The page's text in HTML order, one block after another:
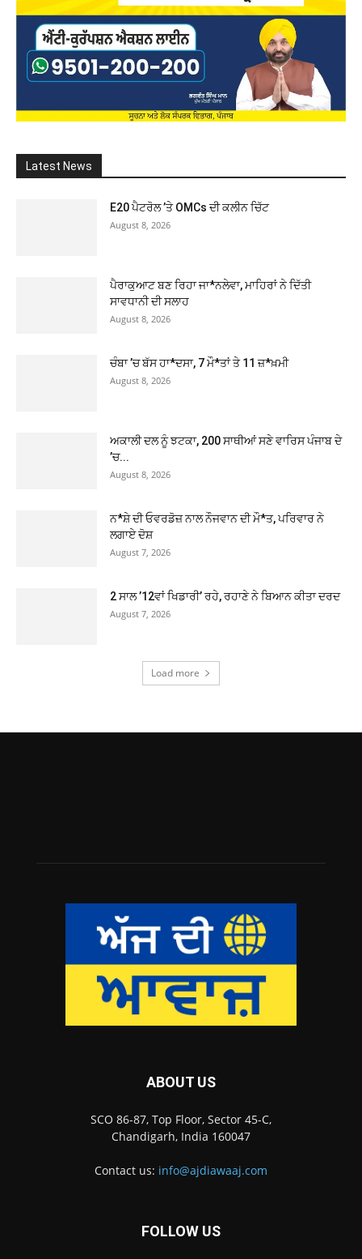
Latest News
E20 ਪੈਟਰੋਲ ’ਤੇ OMCs ਦੀ ਕਲੀਨ ਚਿੱਟ
August 8, 2026
ਪੈਰਾਕੁਆਟ ਬਣ ਰਿਹਾ ਜਾ*ਨਲੇਵਾ, ਮਾਹਿਰਾਂ ਨੇ ਦਿੱਤੀ
ਸਾਵਧਾਨੀ ਦੀ ਸਲਾਹ
August 8, 2026
ਚੰਬਾ ’ਚ ਬੱਸ ਹਾ*ਦਸਾ, 7 ਮੌ*ਤਾਂ ਤੇ 11 ਜ਼*ਖ਼ਮੀ
August 8, 2026
ਅਕਾਲੀ ਦਲ ਨੂੰ ਝਟਕਾ, 200 ਸਾਥੀਆਂ ਸਣੇ ਵਾਰਿਸ ਪੰਜਾਬ ਦੇ
’ਚ...
August 8, 2026
ਨ*ਸ਼ੇ ਦੀ ਓਵਰਡੋਜ਼ ਨਾਲ ਨੌਜਵਾਨ ਦੀ ਮੌ*ਤ, ਪਰਿਵਾਰ ਨੇ
ਲਗਾਏ ਦੋਸ਼
August 7, 2026
2 ਸਾਲ ’12ਵਾਂ ਖਿਡਾਰੀ’ ਰਹੇ, ਰਹਾਣੇ ਨੇ ਬਿਆਨ ਕੀਤਾ ਦਰਦ
August 7, 2026
Load more
ABOUT US
SCO 86-87, Top Floor, Sector 45-C,
Chandigarh, India 160047
Contact us: info@ajdiawaaj.com
FOLLOW US